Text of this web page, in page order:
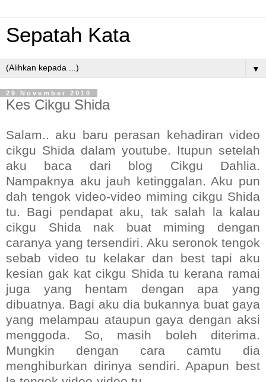
Sepatah Kata
▼
29 November 2010
Kes Cikgu Shida
Salam.. aku baru perasan kehadiran video
cikgu Shida dalam youtube. Itupun setelah
aku baca dari blog Cikgu Dahlia.
Nampaknya aku jauh ketinggalan. Aku pun
dah tengok video-video miming cikgu Shida
tu. Bagi pendapat aku, tak salah la kalau
cikgu Shida nak buat miming dengan
caranya yang tersendiri. Aku seronok tengok
sebab video tu kelakar dan best tapi aku
kesian gak kat cikgu Shida tu kerana ramai
juga yang hentam dengan apa yang
dibuatnya. Bagi aku dia bukannya buat gaya
yang melampau ataupun gaya dengan aksi
menggoda. So, masih boleh diterima.
Mungkin dengan cara camtu dia
menghiburkan dirinya sendiri. Apapun best